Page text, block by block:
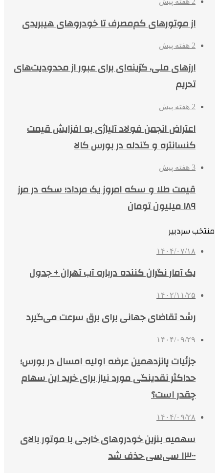
از موتورهای کم‌مصرف تا خودروهای هیبریدی
2 هفته پیش
ارزهای ملی، گزینه‌ای برای عبور از محدودیت‌های
تحریم
2 هفته پیش
اعتراض انجمن فولاد آلیاژی به افزایش قیمت
کنسانتره و گندله در بورس کالا
3 هفته پیش
قیمت طلا و سکه امروز یک مرداد؛ سکه در مرز
۱۸۹ میلیون تومان
منتخب سردبیر
۱۴۰۴/۰۷/۱۸
یک آمار نگران کننده درباره آب تهران + جدول
۱۴۰۲/۱۱/۲۵
رشد تقاضای جهانی برای برق سرعت می‌گیرد
۱۴۰۴/۰۹/۲۹
جزئیات پانزدهمین عرضه اولیه امسال در بورس؛
حداکثر نقدینگی مورد نیاز برای خرید این سهام
چقدر است؟
۱۴۰۴/۰۹/۲۸
سهمیه بنزین خودروهای خارجی با موتور بالای
۱۳۰۰ سی‌سی حذف شد